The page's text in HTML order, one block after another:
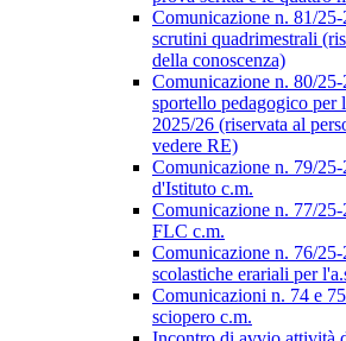
Comunicazione n. 81/
scrutini quadrimestrali
della conoscenza)
Comunicazione n. 80/
sportello pedagogico per
2025/26 (riservata al
vedere RE)
Comunicazione n. 79/25-
d'Istituto c.m.
Comunicazione n. 77/25-
FLC c.m.
Comunicazione n. 76/25-
scolastiche erariali per
Comunicazioni n. 74 e
sciopero c.m.